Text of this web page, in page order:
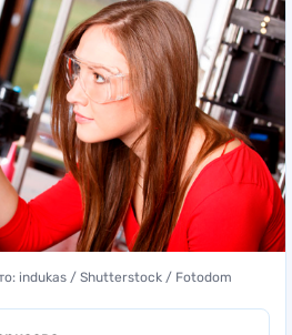
indukas / Shutterstock / Fotodom